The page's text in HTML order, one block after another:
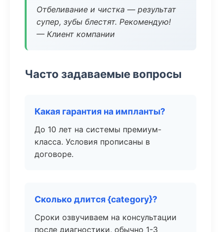
Отбеливание и чистка — результат
супер, зубы блестят. Рекомендую!
— Клиент компании
Часто задаваемые вопросы
Какая гарантия на импланты?
До 10 лет на системы премиум-
класса. Условия прописаны в
договоре.
Сколько длится {category}?
Сроки озвучиваем на консультации
после диагностики, обычно 1-3